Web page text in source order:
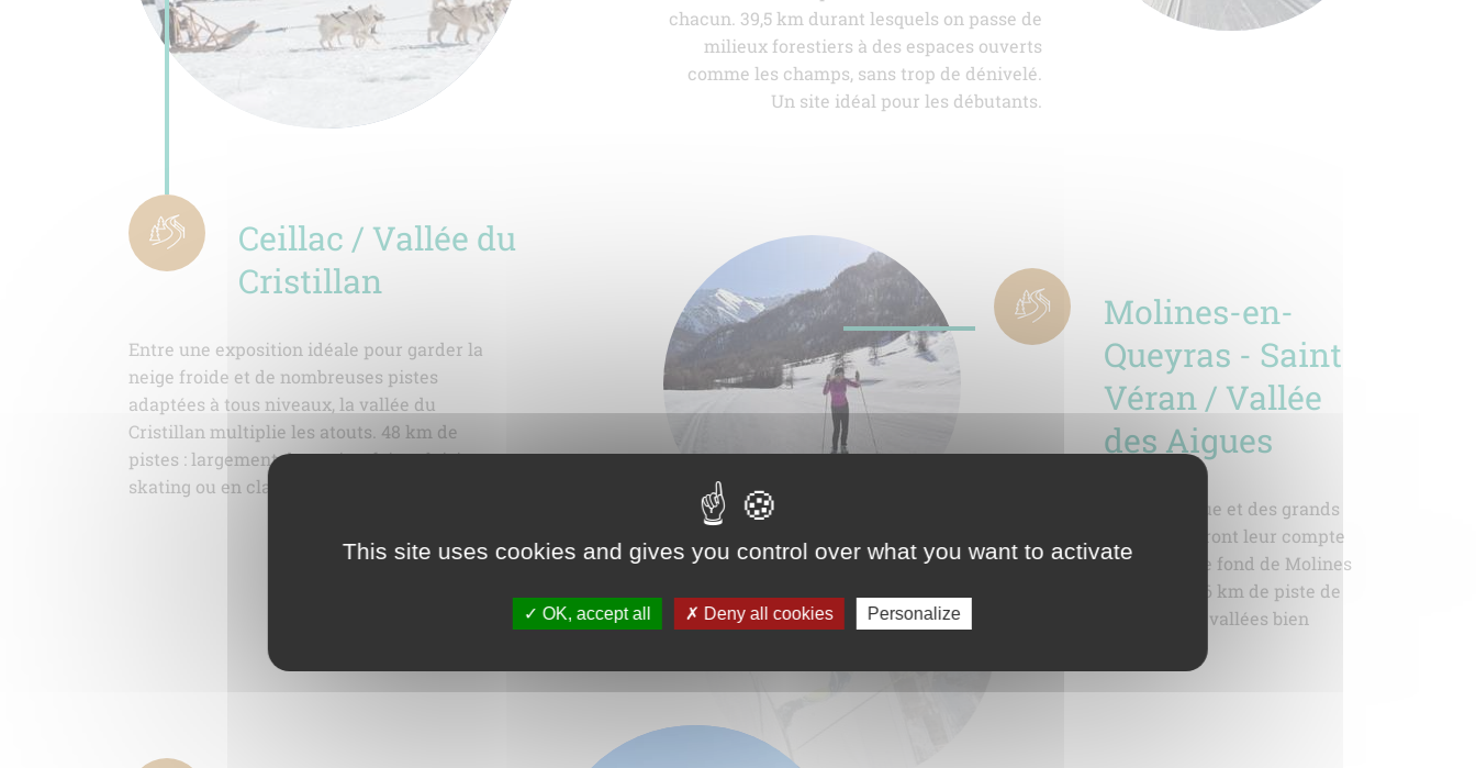
Ceillac / Vallée du
Cristillan
Entre une exposition idéale pour garder la
neige froide et de nombreuses pistes
adaptées à tous niveaux, la vallée du
Cristillan multiplie les atouts. 48 km de
pistes : largement de quoi se faire plaisir, en
skating ou en classique.
chacun. 39,5 km durant lesquels on passe de
milieux forestiers à des espaces ouverts
comme les champs, sans trop de dénivelé.
Un site idéal pour les débutants.
Molines-en-
Queyras - Saint
Véran / Vallée
des Aigues
Les amoureux du classique et des grands
espaces sauvages trouveront leur compte
dans le domaine de ski de fond de Molines
- Saint-Véran. Avec ses 36 km de piste de
fond réparties dans deux vallées bien
This site uses cookies and gives you control over what you want to activate
OK, accept all Deny all cookies Personalize